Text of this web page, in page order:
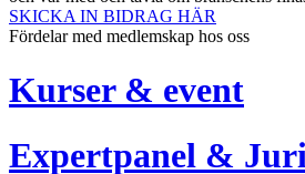
SKICKA IN BIDRAG HÄR
Fördelar med medlemskap hos oss
Kurser & event
Expertpanel &